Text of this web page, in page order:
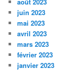
juin 2023
mai 2023
avril 2023
mars 2023
février 2023
janvier 2023